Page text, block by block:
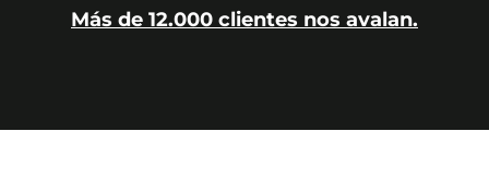
Más de 12.000 clientes nos avalan.